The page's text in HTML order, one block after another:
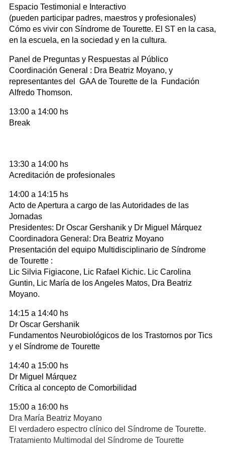
Espacio Testimonial e Interactivo
(pueden participar padres, maestros y profesionales)
Cómo es vivir con Síndrome de Tourette. El ST en la casa,
en la escuela, en la sociedad y en la cultura.
Panel de Preguntas y Respuestas al Público
Coordinación General : Dra Beatriz Moyano, y
representantes del GAA de Tourette de la Fundación
Alfredo Thomson.
13:00 a 14:00 hs
Break
13:30 a 14:00 hs
Acreditación de profesionales
14:00 a 14:15 hs
Acto de Apertura a cargo de las Autoridades de las
Jornadas
Presidentes: Dr Oscar Gershanik y Dr Miguel Márquez
Coordinadora General: Dra Beatriz Moyano
Presentación del equipo Multidisciplinario de Síndrome
de Tourette :
Lic Silvia Figiacone, Lic Rafael Kichic. Lic Carolina
Guntin, Lic María de los Angeles Matos, Dra Beatriz
Moyano.
14:15 a 14:40 hs
Dr Oscar Gershanik
Fundamentos Neurobiológicos de los Trastornos por Tics
y el Síndrome de Tourette
14:40 a 15:00 hs
Dr Miguel Márquez
Crítica al concepto de Comorbilidad
15:00 a 16:00 hs
Dra María Beatriz Moyano
El verdadero espectro clínico del Síndrome de Tourette.
Tratamiento Multimodal del Síndrome de Tourette